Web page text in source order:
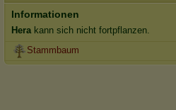
Informationen
Herakann sich nicht fortpflanzen.
Stammbaum